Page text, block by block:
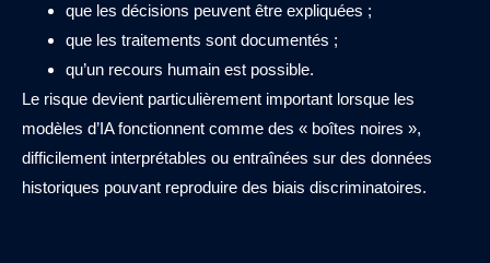
que les décisions peuvent être expliquées ;
que les traitements sont documentés ;
qu’un recours humain est possible.
Le risque devient particulièrement important lorsque les
modèles d’IA fonctionnent comme des « boîtes noires »,
difficilement interprétables ou entraînées sur des données
historiques pouvant reproduire des biais discriminatoires.